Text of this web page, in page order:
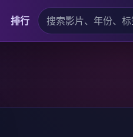
排行